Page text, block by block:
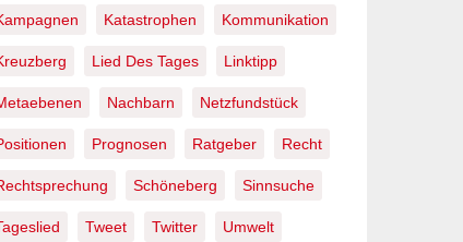
Katastrophen Kommunikation
Lied Des Tages Linktipp
Nachbarn Netzfundstück
Prognosen Ratgeber Recht
Schöneberg Sinnsuche
Tweet Twitter Umwelt